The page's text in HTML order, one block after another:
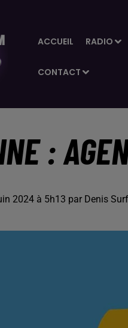
ACCUEIL RADIO
CONTACT
:
2024 à 5h13 par Denis